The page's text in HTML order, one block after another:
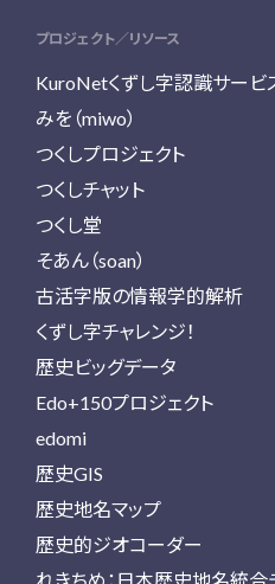
プロジェクト／リソース
KuroNetくずし字認識サービ
みを（miwo）
つくしプロジェクト
つくしチャット
つくし堂
そあん（soan）
古活字版の情報学的解析
くずし字チャレンジ！
歴史ビッグデータ
Edo+150プロジェクト
edomi
歴史GIS
歴史地名マップ
歴史的ジオコーダー